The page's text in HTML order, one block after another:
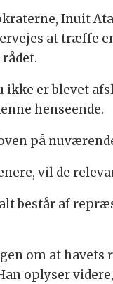
Inuit
at træffe
er blevet
henseende.
på
vil de
består af
om at
oplyser